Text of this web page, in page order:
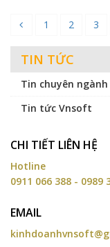
1 2 3
TIN TỨC
Tin chuyên ngành
Tin tức Vnsoft
CHI TIẾT LIÊN HỆ
Hotline
0911 066 388 - 0989
EMAIL